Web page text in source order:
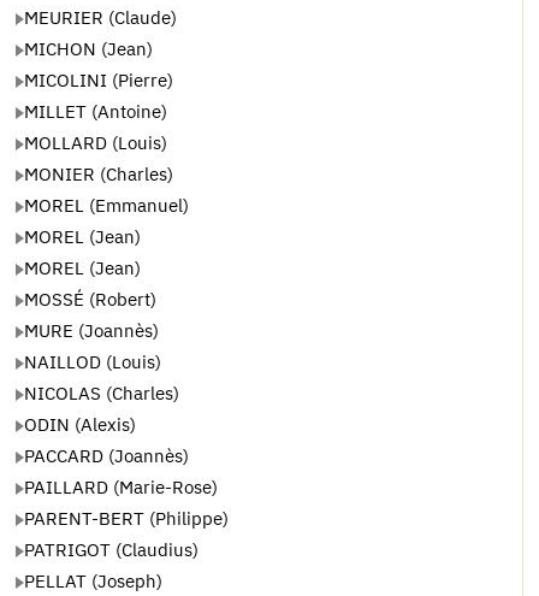
MEURIER (Claude)
MICHON (Jean)
MICOLINI (Pierre)
MILLET (Antoine)
MOLLARD (Louis)
MONIER (Charles)
MOREL (Emmanuel)
MOREL (Jean)
MOREL (Jean)
MOSSÉ (Robert)
MURE (Joannès)
NAILLOD (Louis)
NICOLAS (Charles)
ODIN (Alexis)
PACCARD (Joannès)
PAILLARD (Marie-Rose)
PARENT-BERT (Philippe)
PATRIGOT (Claudius)
PELLAT (Joseph)